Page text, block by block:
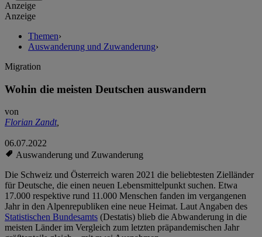
Anzeige
Anzeige
Themen›
Auswanderung und Zuwanderung›
Migration
Wohin die meisten Deutschen auswandern
von
Florian Zandt,
06.07.2022
Auswanderung und Zuwanderung
Die Schweiz und Österreich waren 2021 die beliebtesten Zielländer
für Deutsche, die einen neuen Lebensmittelpunkt suchen. Etwa
17.000 respektive rund 11.000 Menschen fanden im vergangenen
Jahr in den Alpenrepubliken eine neue Heimat. Laut Angaben des
Statistischen Bundesamts (Destatis) blieb die Abwanderung in die
meisten Länder im Vergleich zum letzten präpandemischen Jahr